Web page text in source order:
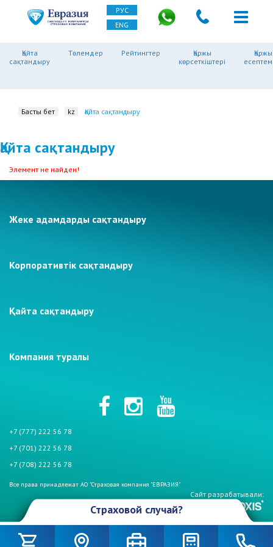
РУС
ENG
Қайта
сақтандыру
Төлемдер Рейтингтер
Қаржы
көрсеткіштері
Қаржы
Басты бет kz Қайта сақтандыру
Қайта сақтандыру
Элемент не найден!
Жеке адамдарды сақтандыру
Корпоративтік сақтандыру
Қайта сақтандыру
Компания туралы
+7 (777) 222 56 78
+7 (701) 222 56 78
+7 (708) 222 56 78
Все права принадлежат АО "Страховая компания "ЕВРАЗИЯ"
Сайт разрабатывали:
Страховой случай?
беспокойтесь, если у Вас страховой полис АО «СК «Евразия». Мы